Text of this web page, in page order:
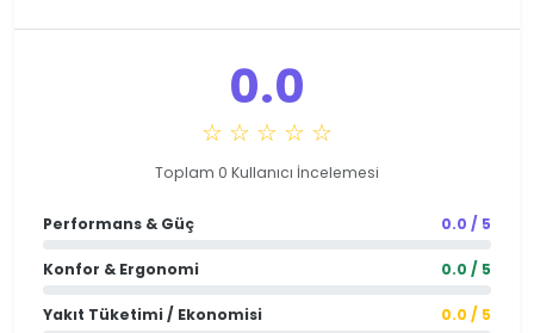
0.0
☆ ☆ ☆ ☆ ☆
Toplam 0 Kullanıcı İncelemesi
Performans & Güç 0.0 / 5
Konfor & Ergonomi 0.0 / 5
Yakıt Tüketimi / Ekonomisi 0.0 / 5